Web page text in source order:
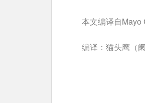
本文编译自Mayo
编译：猫头鹰（